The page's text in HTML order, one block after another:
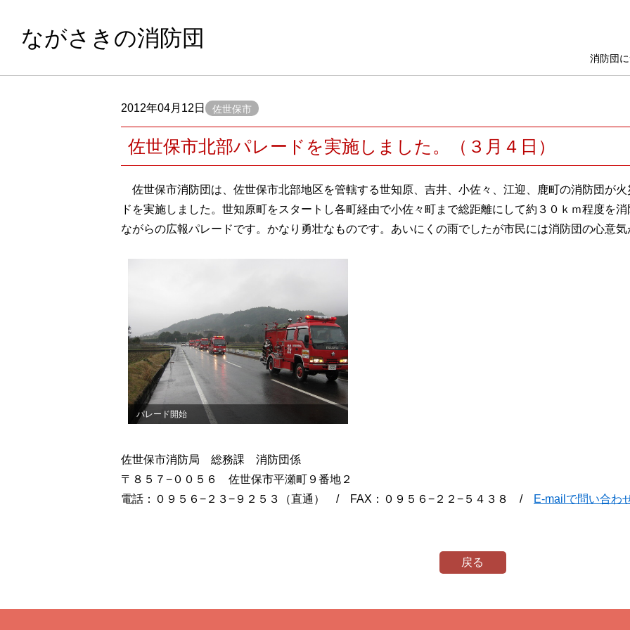
ながさきの消防団
消防団
2012年04月12日 佐世保市
佐世保市北部パレードを実施しました。（３月４日）
佐世保市消防団は、佐世保市北部地区を管轄する世知原、吉井、小佐々、江迎、鹿町の消防団が
ドを実施しました。世知原町をスタートし各町経由で小佐々町まで総距離にして約３０ｋｍ程度を
ながらの広報パレードです。かなり勇壮なものです。あいにくの雨でしたが市民には消防団の心意
パレード開始
佐世保市消防局 総務課 消防団係
〒８５７−００５６ 佐世保市平瀬町９番地２
電話：０９５６−２３−９２５３（直通） / FAX：０９５６−２２−５４３８ /
E-mailで問い合わ
戻る